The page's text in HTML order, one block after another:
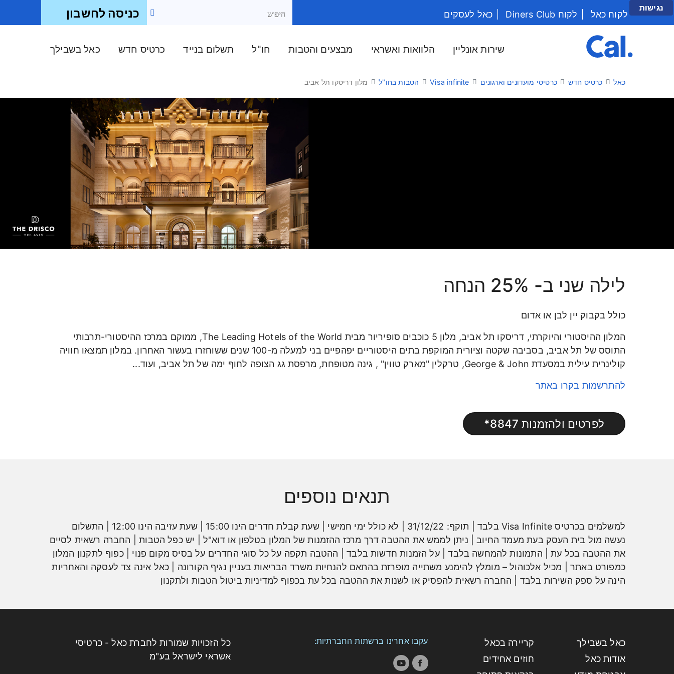
לקוח כאל לקוח Diners Club
כאל לעסקים
שירות אונליין הלוואות ואשראי מבצעים והטבות חו"ל תשלום בנייד כרטיס חדש כאל בשבילך
כניסה לחשבון
כאל כרטיס חדש כרטיסי מועדונים וארגונים Visa infinite הטבות בחו"ל מלון דריסקו תל אביב
לילה שני ב- 25% הנחה
כולל בקבוק יין לבן או אדום
המלון ההיסטורי והיוקרתי, דריסקו תל אביב, מלון 5 כוכבים סופיריור מבית The Leading Hotels of the World, ממוקם במרכז ההיסטורי-תרבותי
התוסס של תל אביב, בסביבה שקטה וציורית המוקפת בתים היסטוריים יפהפיים בני למעלה מ-100 שנים ששוחזרו בעשור האחרון. במלון תמצאו חוויה
קולינרית עילית במסעדת George & John, טרקלין "מארק טווין" , גינה מטופחת, מרפסת גג הצופה לחוף ימה של תל אביב, ועוד...
להתרשמות בקרו באתר
לפרטים ולהזמנות 8847*
תנאים נוספים
למשלמים בכרטיס Visa Infinite בלבד | תוקף: 31/12/22 | לא כולל ימי חמישי | שעת קבלת חדרים הינו 15:00 | שעת עזיבה הינו 12:00 | התשלום
נעשה מול בית העסק בעת מעמד החיוב | ניתן לממש את ההטבה דרך מרכז ההזמנות של המלון בטלפון או דוא"ל | יש כפל הטבות | החברה רשאית לסיים
את ההטבה בכל עת | התמונות להמחשה בלבד | על הזמנות חדשות בלבד | ההטבה תקפה על כל סוגי החדרים על בסיס מקום פנוי | כפוף לתקנון המלון
כמפורט באתר | מכיל אלכוהול – מומלץ להימנע משתייה מופרזת בהתאם להנחיות משרד הבריאות בעניין נגיף הקורונה | כאל אינה צד לעסקה והאחריות
הינה על ספק השירות בלבד | החברה רשאית להפסיק או לשנות את ההטבה בכל עת בכפוף למדיניות ביטול הטבות ולתקנון
כאל בשבילך
קריירה בכאל
אודות כאל
חוזים אחידים
עקבו אחרינו ברשתות החברתיות:
כל הזכויות שמורות לחברת כאל - כרטיסי
אשראי לישראל בע"מ
נגישות